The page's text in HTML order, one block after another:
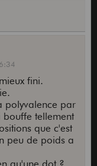
fini.
polyvalence par
tellement
que c'est
peu de poids a